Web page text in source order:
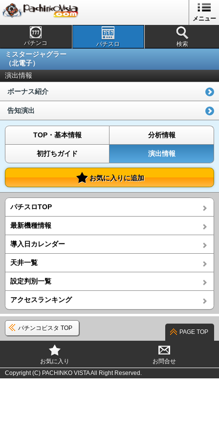
メニュー
パチンコ パチスロ 検索
ミスタージャグラー
（北電子）
演出情報
ボーナス紹介
告知演出
TOP・基本情報 分析情報
初打ちガイド 演出情報
お気に入りに追加
パチスロTOP
最新機種情報
導入日カレンダー
天井一覧
設定判別一覧
アクセスランキング
パチンコビスタ TOP
PAGE TOP
お気に入り
お問合せ
Copyright (C) PACHINKO VISTA All Right Reserved.